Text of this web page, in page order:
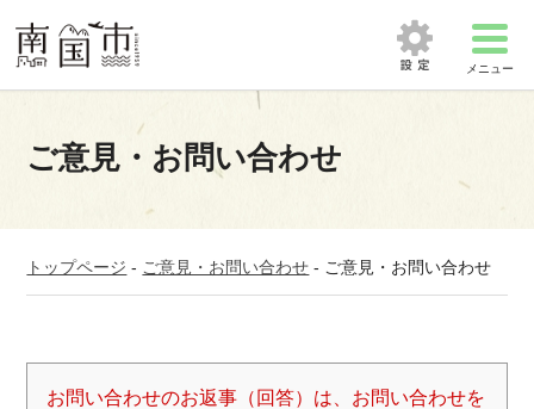
メニュー
ご意見・お問い合わせ
トップページ - ご意見・お問い合わせ - ご意見・お問い合わせ
お問い合わせのお返事（回答）は、お問い合わせを